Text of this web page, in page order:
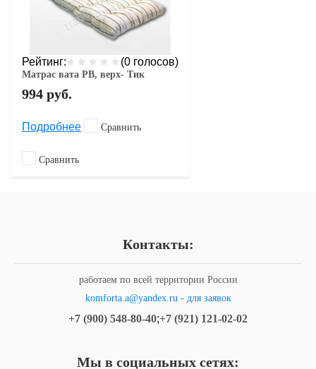
Рейтинг: (0 голосов)
Матрас вата РВ, верх- Тик
994 руб.
Подробнее Сравнить
Сравнить
Контакты:
работаем по всей территории России
komforta.a@yandex.ru - для заявок
+7 (900) 548-80-40;+7 (921) 121-02-02
Мы в социальных сетях: